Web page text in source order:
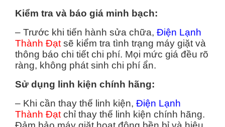
Kiểm tra và báo giá minh bạch:
– Trước khi tiến hành sửa chữa, Điện Lạnh
Thành Đạt sẽ kiểm tra tình trạng máy giặt và
thông báo chi tiết chi phí. Mọi mức giá đều rõ
ràng, không phát sinh chi phí ẩn.
Sử dụng linh kiện chính hãng:
– Khi cần thay thế linh kiện, Điện Lạnh
Thành Đạt chỉ thay thế linh kiện chính hãng.